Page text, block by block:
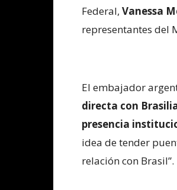
Federal, Vanessa
representantes del
El embajador
directa con
presencia
idea de tender
relación con Brasil”.